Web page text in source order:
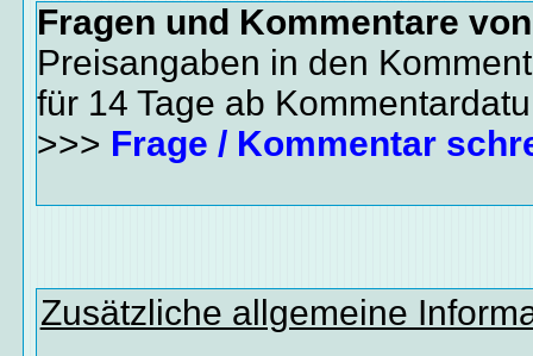
Fragen und Kommentare
Preisangaben in den
für 14 Tage ab
>>> Frage / Kommentar
Zusätzliche allgemeine